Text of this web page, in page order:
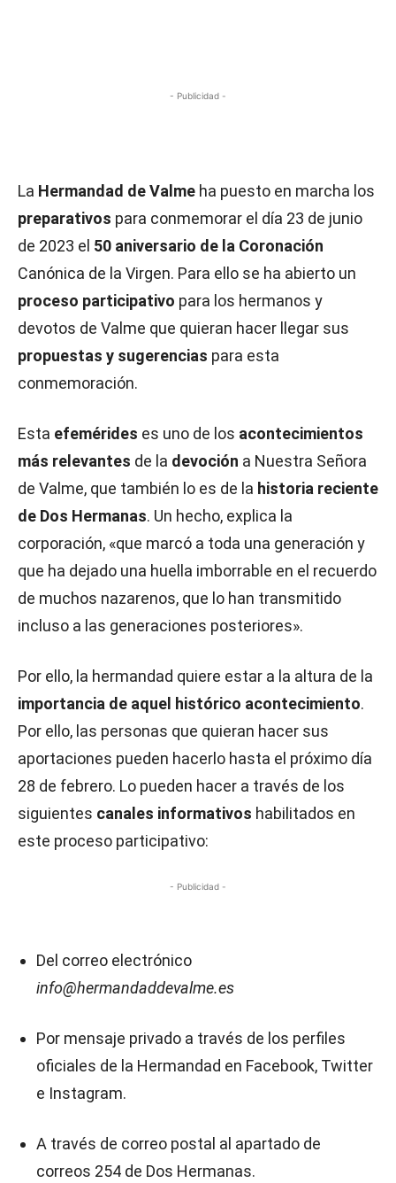
- Publicidad -
La Hermandad de Valme ha puesto en marcha los
preparativos para conmemorar el día 23 de junio
de 2023 el 50 aniversario de la Coronación
Canónica de la Virgen. Para ello se ha abierto un
proceso participativo para los hermanos y
devotos de Valme que quieran hacer llegar sus
propuestas y sugerencias para esta
conmemoración.
Esta efemérides es uno de los acontecimientos
más relevantes de la devoción a Nuestra Señora
de Valme, que también lo es de la historia reciente
de Dos Hermanas. Un hecho, explica la
corporación, «que marcó a toda una generación y
que ha dejado una huella imborrable en el recuerdo
de muchos nazarenos, que lo han transmitido
incluso a las generaciones posteriores».
Por ello, la hermandad quiere estar a la altura de la
importancia de aquel histórico acontecimiento.
Por ello, las personas que quieran hacer sus
aportaciones pueden hacerlo hasta el próximo día
28 de febrero. Lo pueden hacer a través de los
siguientes canales informativos habilitados en
este proceso participativo:
- Publicidad -
Del correo electrónico
info@hermandaddevalme.es
Por mensaje privado a través de los perfiles
oficiales de la Hermandad en Facebook, Twitter
e Instagram.
A través de correo postal al apartado de
correos 254 de Dos Hermanas.